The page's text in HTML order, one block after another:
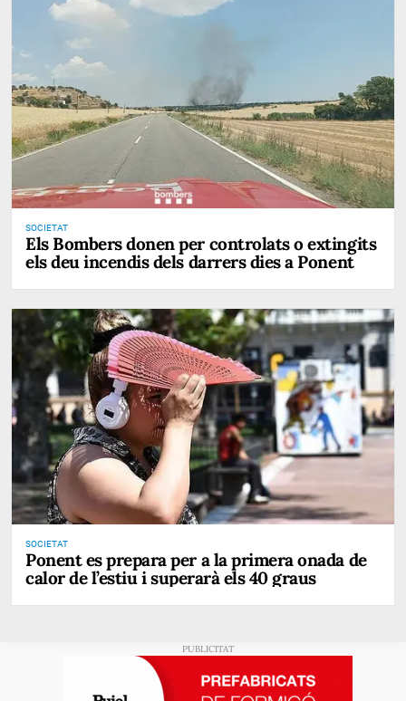
SOCIETAT
Els Bombers donen per controlats o extingits
els deu incendis dels darrers dies a Ponent
SOCIETAT
Ponent es prepara per a la primera onada de
calor de l’estiu i superarà els 40 graus